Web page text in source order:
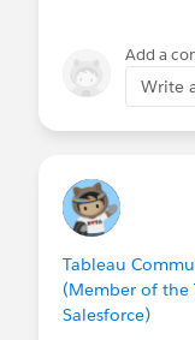
v=IcgRyDOxb6A
O un video
https://
If this post
find the same
community
Add a
Write
Tableau
(Member of the
Salesforce)